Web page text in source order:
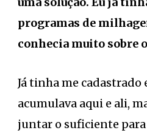
programas de
conhecia muito sobre
Já tinha me cadastrado
acumulava aqui e ali,
juntar o suficiente